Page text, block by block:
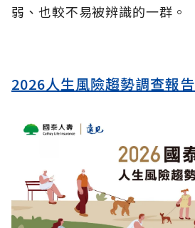
弱、也較不易被辨識的一群。
2026人生風險趨勢調查報告